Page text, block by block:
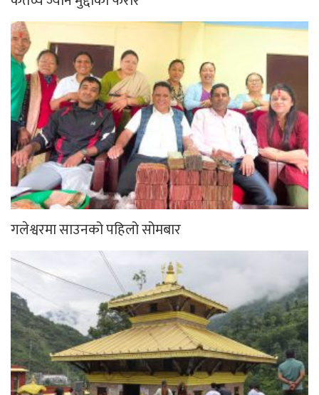
गलेश्वरमा साउनको पहिलो सोमबार